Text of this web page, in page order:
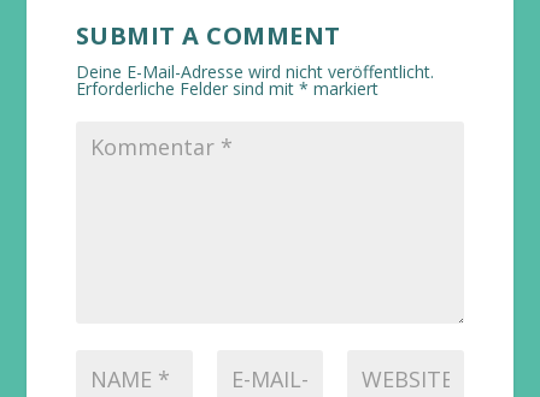
SUBMIT A COMMENT
Deine E-Mail-Adresse wird nicht veröffentlicht.
Erforderliche Felder sind mit * markiert